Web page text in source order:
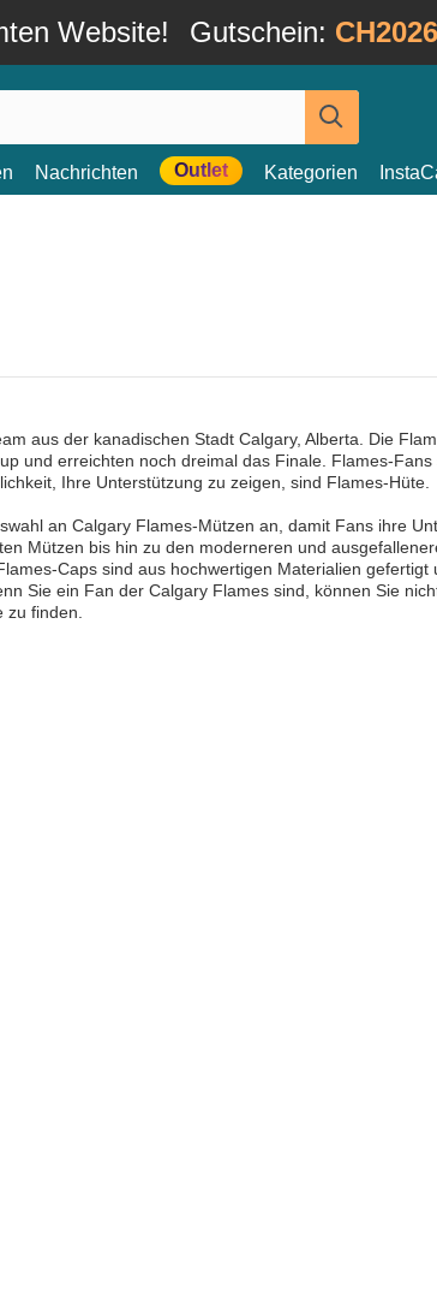
Website! Gutschein: CH2026
Nachrichten Outlet Kategorien
aus der kanadischen Stadt Calgary, Alberta. Die
und erreichten noch dreimal das Finale. Flames-
Ihre Unterstützung zu zeigen, sind Flames-Hüte.
an Calgary Flames-Mützen an, damit Fans ihre
Mützen bis hin zu den moderneren und
Caps sind aus hochwertigen Materialien
Sie ein Fan der Calgary Flames sind, können Sie
finden.